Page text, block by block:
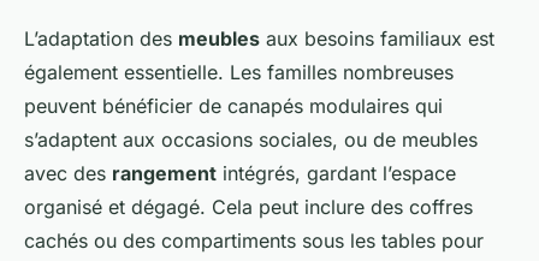
L’adaptation des meubles aux besoins familiaux est
également essentielle. Les familles nombreuses
peuvent bénéficier de canapés modulaires qui
s’adaptent aux occasions sociales, ou de meubles
avec des rangement intégrés, gardant l’espace
organisé et dégagé. Cela peut inclure des coffres
cachés ou des compartiments sous les tables pour